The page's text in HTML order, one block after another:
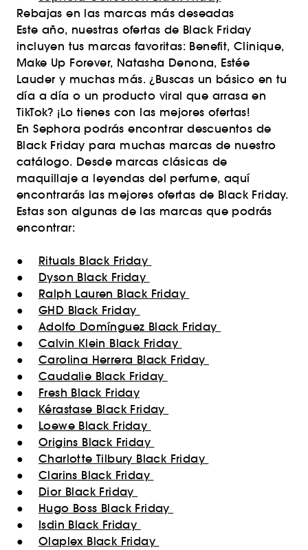
Rebajas en las marcas más deseadas
Este año, nuestras ofertas de Black Friday
incluyen tus marcas favoritas: Benefit, Clinique,
Make Up Forever, Natasha Denona, Estée
Lauder y muchas más. ¿Buscas un básico en tu
día a día o un producto viral que arrasa en
TikTok? ¡Lo tienes con las mejores ofertas!
En Sephora podrás encontrar descuentos de
Black Friday para muchas marcas de nuestro
catálogo. Desde marcas clásicas de
maquillaje a leyendas del perfume, aquí
encontrarás las mejores ofertas de Black Friday.
Estas son algunas de las marcas que podrás
encontrar:
● Rituals Black Friday
● Dyson Black Friday
● Ralph Lauren Black Friday
● GHD Black Friday
● Adolfo Domínguez Black Friday
● Calvin Klein Black Friday
● Carolina Herrera Black Friday
● Caudalie Black Friday
● Fresh Black Friday
● Kérastase Black Friday
● Loewe Black Friday
● Origins Black Friday
● Charlotte Tilbury Black Friday
● Clarins Black Friday
● Dior Black Friday
● Hugo Boss Black Friday
● Isdin Black Friday
● Olaplex Black Friday